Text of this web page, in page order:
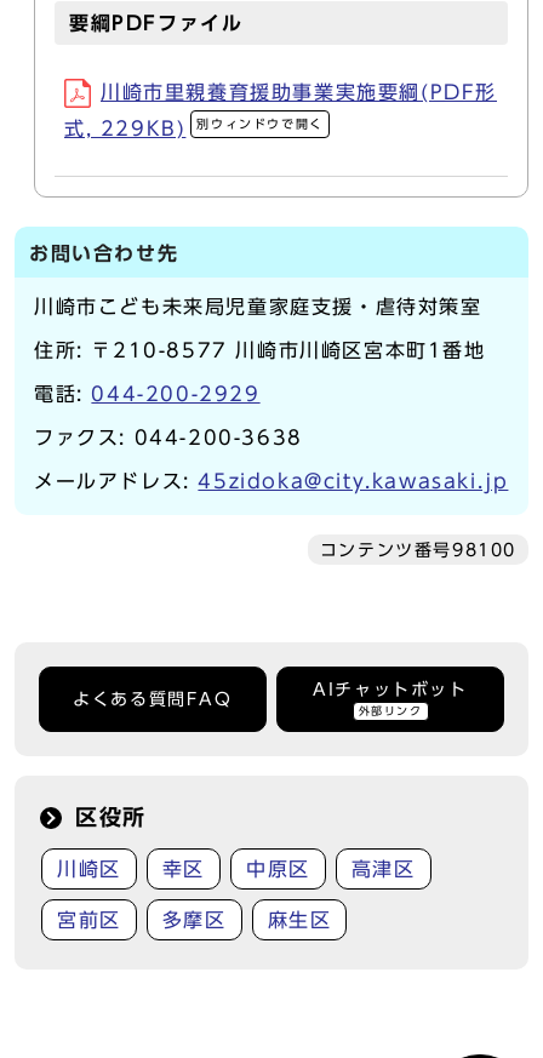
要綱PDFファイル
川崎市里親養育援助事業実施要綱(PDF形
式, 229KB)
別ウィンドウで開く
お問い合わせ先
川崎市こども未来局児童家庭支援・虐待対策室
住所: 〒210-8577 川崎市川崎区宮本町1番地
電話: 044-200-2929
ファクス: 044-200-3638
メールアドレス:45zidoka@city.kawasaki.jp
コンテンツ番号98100
よくある質問FAQ
AIチャットボット
外部リンク
区役所
川崎区 幸区 中原区 高津区
宮前区 多摩区 麻生区